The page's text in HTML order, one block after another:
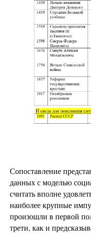
Сопоставление
данных с моделью
считать вполне
наиболее крупные
произошли в первой
трети, как и